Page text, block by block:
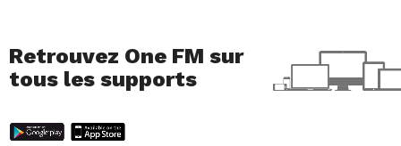
Retrouvez One FM sur
tous les supports